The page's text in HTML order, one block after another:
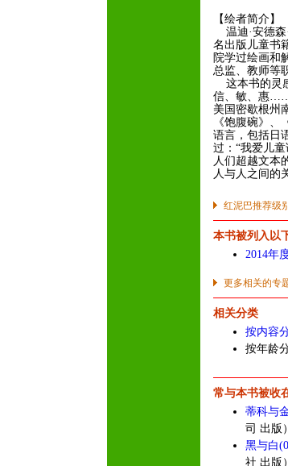
【绘者简介】
温迪·安德森
名出版儿童书
院学过绘画和
总监、教师等
这本书的灵
信、敏、惠
美国密歇根州
《饱腹碗》
语言，包括日
过：“我爱儿
人们超越文本
人与人之间的
红泥巴推荐级
本书被列入以
2014年
更多相关的专
相关分类
按内容
按年龄
常与本书被收
蒂科与
司 出版）
黑与白
社 出版）